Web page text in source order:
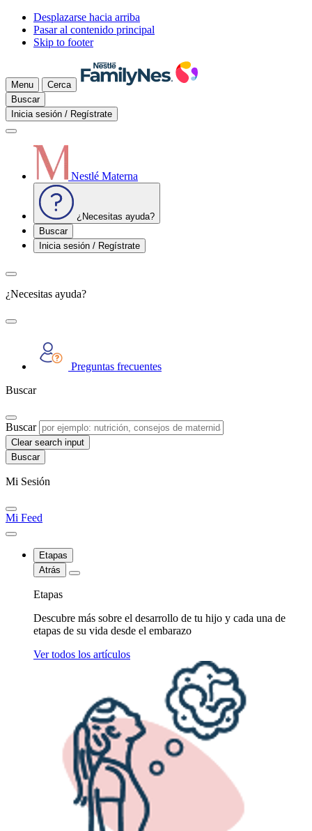
Desplazarse hacia arriba
Pasar al contenido principal
Skip to footer
Menu
Cerca
Buscar
Inicia sesión / Regístrate
Nestlé Materna
¿Necesitas ayuda?
Buscar
Inicia sesión / Regístrate
¿Necesitas ayuda?
Preguntas frecuentes
Buscar
Buscar
Clear search input
Mi Sesión
Mi Feed
Etapas
Atrás
Etapas
Descubre más sobre el desarrollo de tu hijo y cada una de
etapas de su vida desde el embarazo
Ver todos los artículos